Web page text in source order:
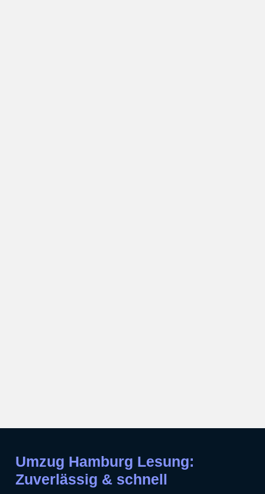
Umzug Hamburg Lesung:
Zuverlässig & schnell